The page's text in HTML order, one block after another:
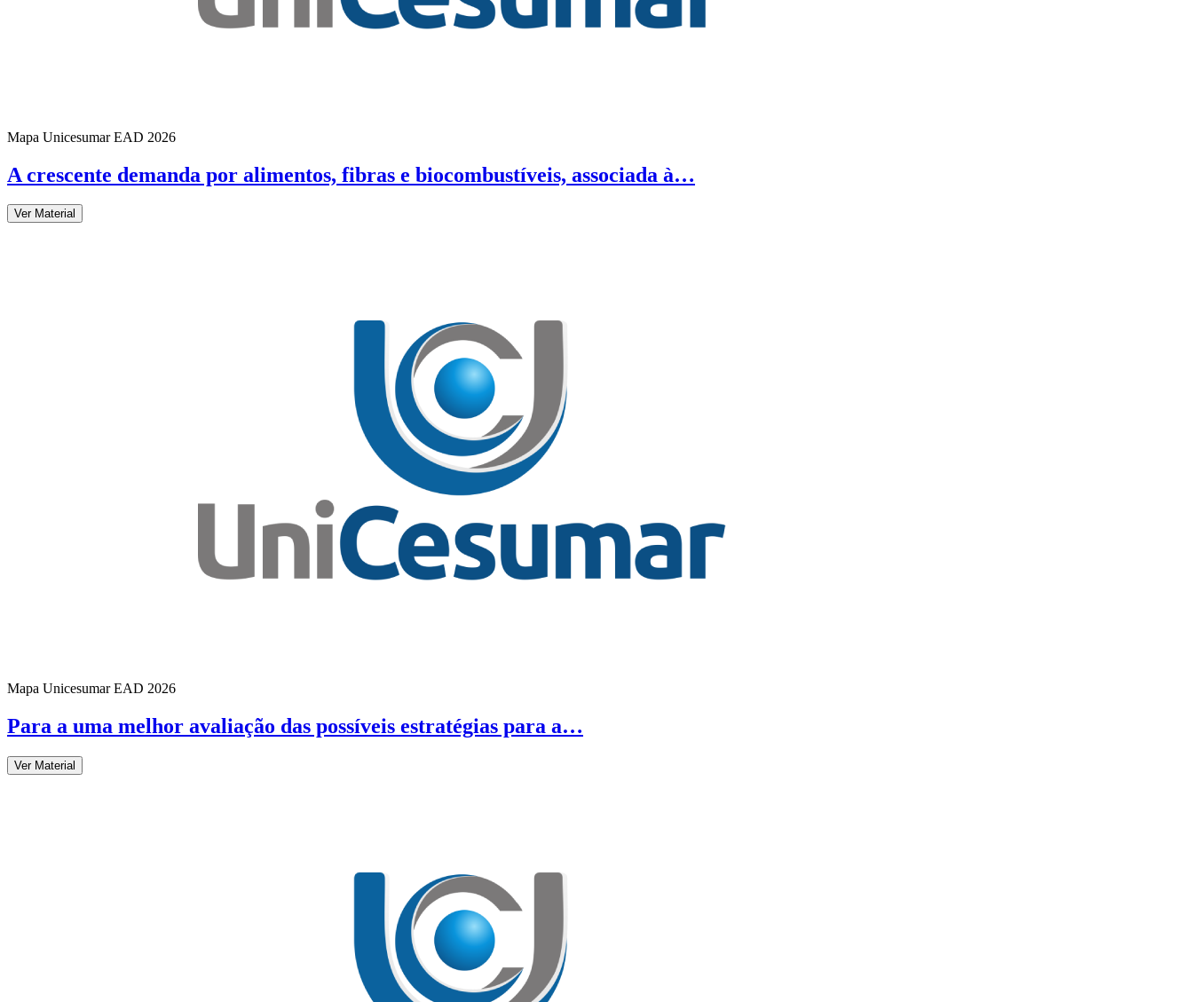
Mapa Unicesumar EAD 2026
A crescente demanda por alimentos, fibras e biocombustíveis, associada à…
Ver Material
Mapa Unicesumar EAD 2026
Para a uma melhor avaliação das possíveis estratégias para a…
Ver Material